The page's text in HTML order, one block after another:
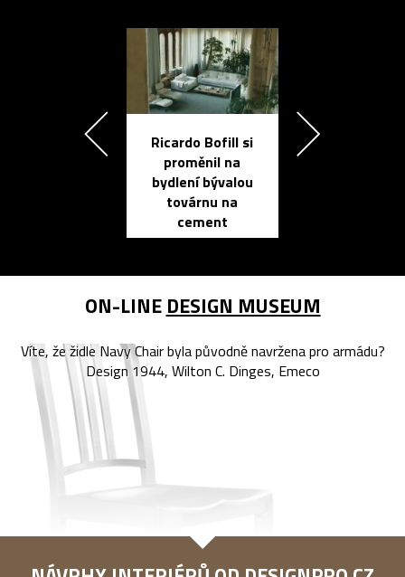
Ricardo Bofill si
proměnil na
bydlení bývalou
továrnu na
cement
ON-LINE DESIGN MUSEUM
Víte, že židle Navy Chair byla původně navržena pro armádu?
Design 1944, Wilton C. Dinges, Emeco